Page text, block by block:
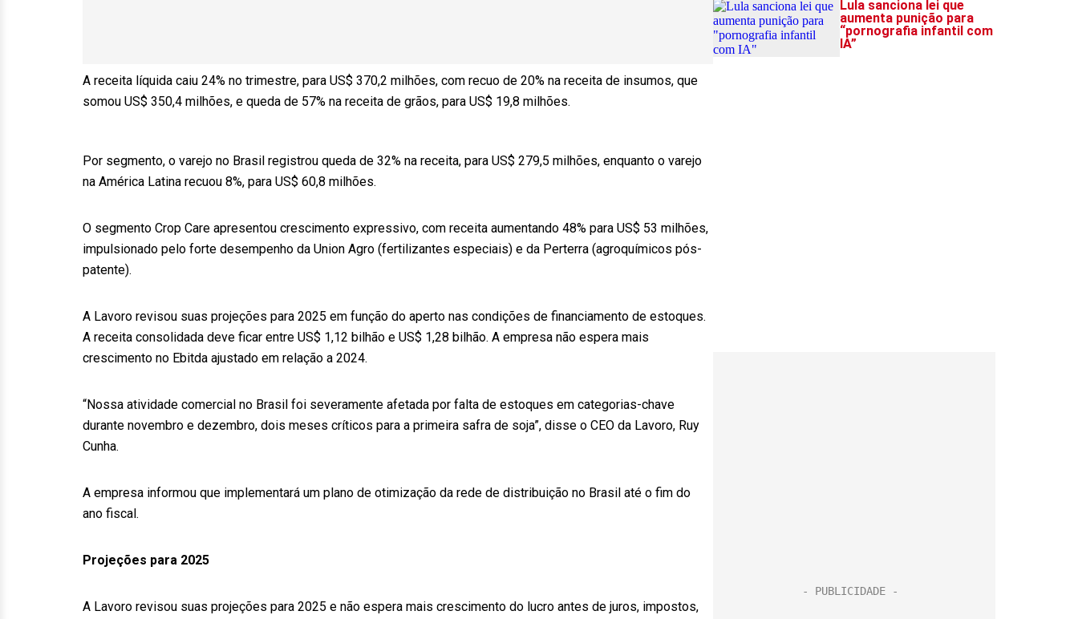
A receita líquida caiu 24% no trimestre, para US$ 370,2 milhões, com recuo de 20% na receita de insumos, que
somou US$ 350,4 milhões, e queda de 57% na receita de grãos, para US$ 19,8 milhões.
Por segmento, o varejo no Brasil registrou queda de 32% na receita, para US$ 279,5 milhões, enquanto o varejo
na América Latina recuou 8%, para US$ 60,8 milhões.
O segmento Crop Care apresentou crescimento expressivo, com receita aumentando 48% para US$ 53 milhões,
impulsionado pelo forte desempenho da Union Agro (fertilizantes especiais) e da Perterra (agroquímicos pós-
patente).
A Lavoro revisou suas projeções para 2025 em função do aperto nas condições de financiamento de estoques.
A receita consolidada deve ficar entre US$ 1,12 bilhão e US$ 1,28 bilhão. A empresa não espera mais
crescimento no Ebitda ajustado em relação a 2024.
“Nossa atividade comercial no Brasil foi severamente afetada por falta de estoques em categorias-chave
durante novembro e dezembro, dois meses críticos para a primeira safra de soja”, disse o CEO da Lavoro, Ruy
Cunha.
A empresa informou que implementará um plano de otimização da rede de distribuição no Brasil até o fim do
ano fiscal.
Projeções para 2025
A Lavoro revisou suas projeções para 2025 e não espera mais crescimento do lucro antes de juros, impostos,